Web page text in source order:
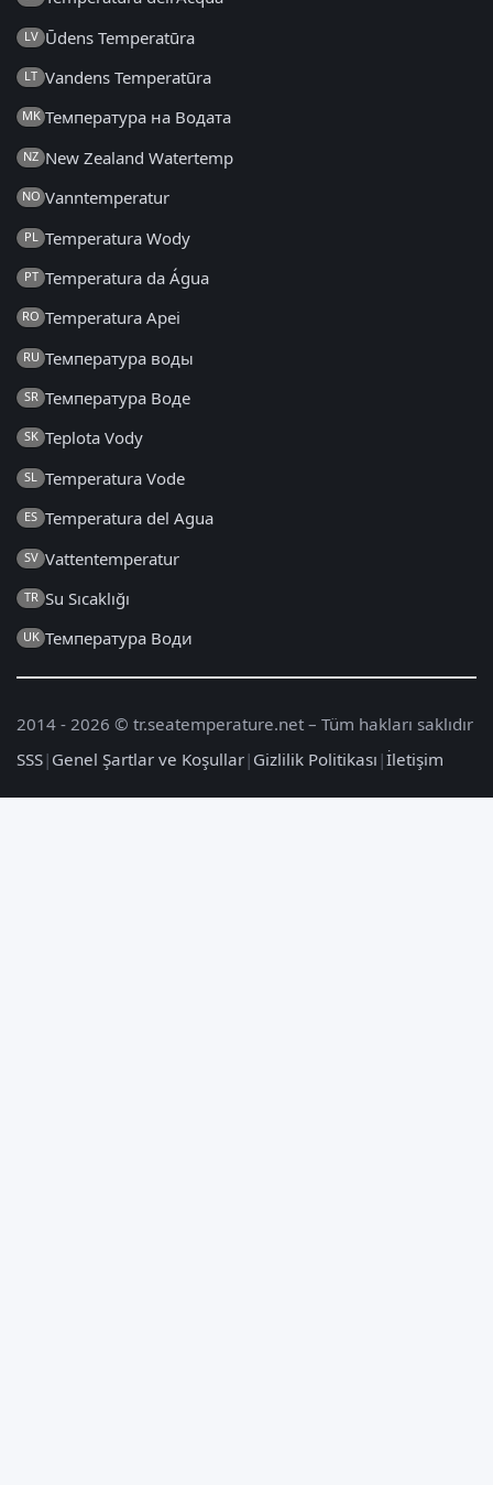
LV Ūdens Temperatūra
LT Vandens Temperatūra
MK Температура на Водата
NZ New Zealand Watertemp
NO Vanntemperatur
PL Temperatura Wody
PT Temperatura da Água
RO Temperatura Apei
RU Температура воды
SR Температура Воде
SK Teplota Vody
SL Temperatura Vode
ES Temperatura del Agua
SV Vattentemperatur
TR Su Sıcaklığı
UK Температура Води
2014 - 2026 © tr.seatemperature.net – Tüm hakları saklıdır
SSS| Genel Şartlar ve Koşullar| Gizlilik Politikası |İletişim